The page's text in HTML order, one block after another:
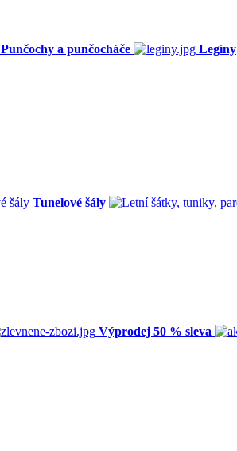
Punčochy a punčocháče
Legíny
Tunelové šály
Výprodej 50 % sleva